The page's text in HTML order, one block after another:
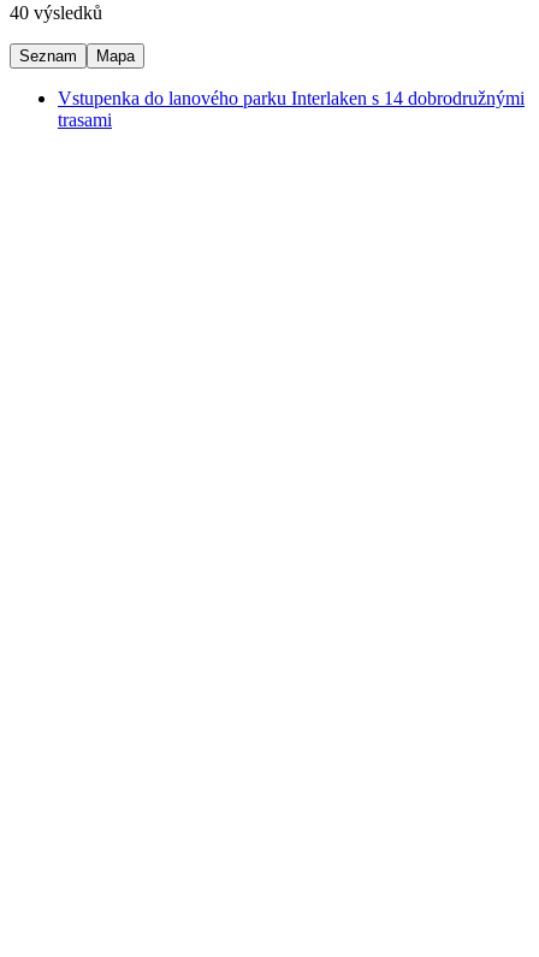
40 výsledků
Seznam Mapa
Vstupenka do lanového parku Interlaken s 14 dobrodružnými
trasami